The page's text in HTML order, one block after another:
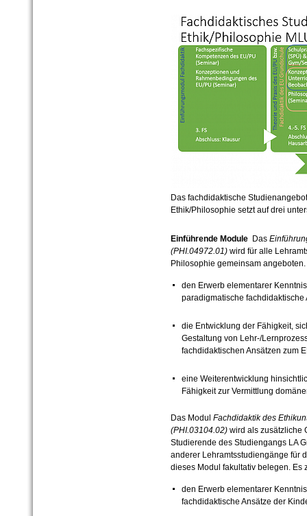
Das fachdidaktische
Ethik/Philosophie setzt auf drei
Einführende Module Das
(PHI.04972.01) wird für alle
Philosophie gemeinsam angeboten.
den Erwerb elementarer
paradigmatische fachdidaktische
die Entwicklung der Fähigkeit,
Gestaltung von Lehr-/
fachdidaktischen Ansätzen zum
eine Weiterentwicklung
Fähigkeit zur Vermittlung
Das Modul Fachdidaktik des
(PHI.03104.02) wird als zusätzliche
Studierende des Studiengangs LA
anderer Lehramtsstudiengänge für
dieses Modul fakultativ belegen. Es
den Erwerb elementarer
fachdidaktische Ansätze der